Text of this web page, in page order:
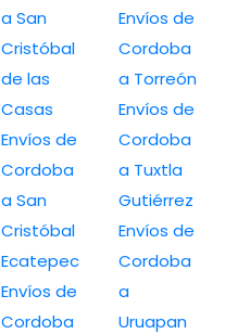
a San
Cristóbal
de las
Casas
Envíos de
Cordoba
a San
Cristóbal
Ecatepec
Envíos de
Cordoba
Envíos de
Cordoba
a Torreón
Envíos de
Cordoba
a Tuxtla
Gutiérrez
Envíos de
Cordoba
a
Uruapan